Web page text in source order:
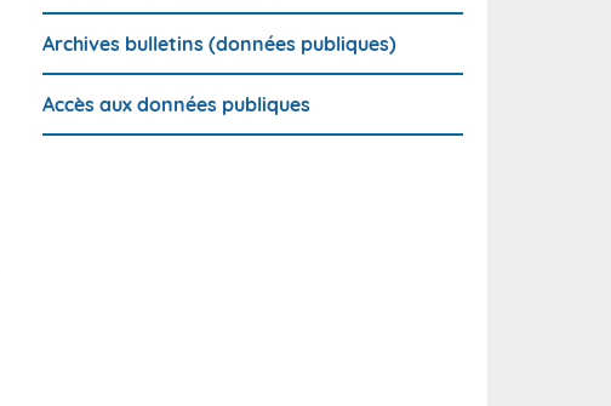
Archives bulletins (données publiques)
Accès aux données publiques